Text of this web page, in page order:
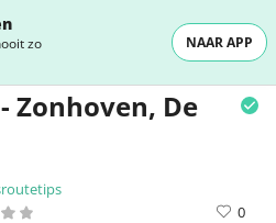
zo
NAAR APP
Zonhoven, De
0